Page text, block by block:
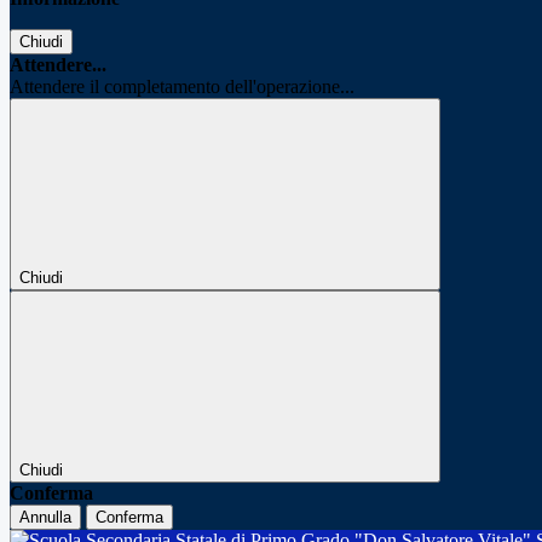
Chiudi
Attendere...
Attendere il completamento dell'operazione...
Chiudi
Chiudi
Conferma
Annulla Conferma